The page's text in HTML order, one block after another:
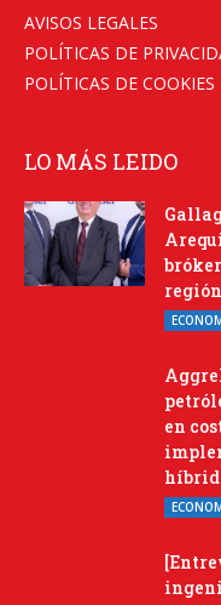
AVISOS LEGALES
POLÍTICAS DE
POLÍTICAS DE COOKIES
LO MÁS LEIDO
en